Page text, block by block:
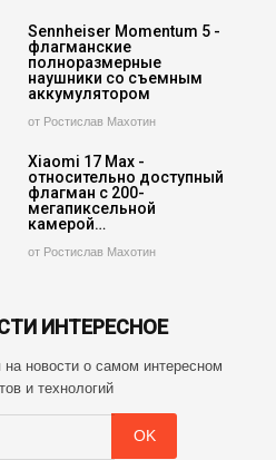
Sennheiser Momentum 5 -
флагманские
полноразмерные
наушники со съемным
аккумулятором
от Ростислав Махотин
Xiaomi 17 Max -
относительно доступный
флагман с 200-
мегапиксельной
камерой…
от Ростислав Махотин
ИНТЕРЕСНОЕ
новости о самом интересном
и технологий